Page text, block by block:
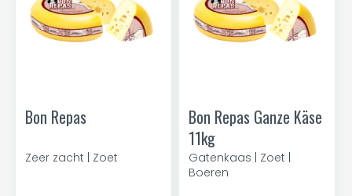
Bon Repas
Zeer zacht | Zoet
Bon Repas Ganze Käse
11kg
Gatenkaas | Zoet |
Boeren